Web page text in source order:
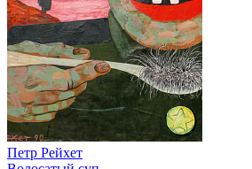
Петр Рейхет